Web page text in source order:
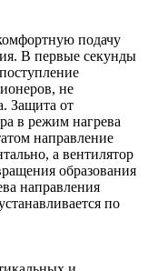
подачу
В первые секунды
не
Защита от
в режим нагрева
направление
а вентилятор
образования
направления
по